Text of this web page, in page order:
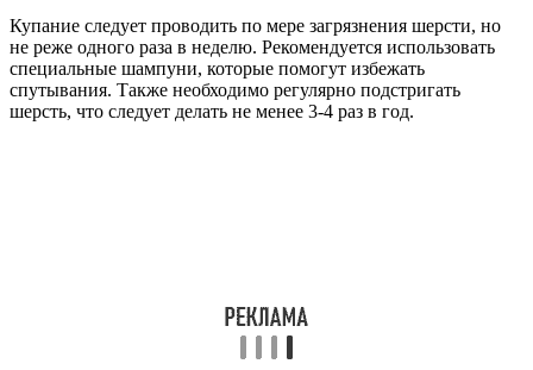
Купание следует проводить по мере загрязнения шерсти, но
не реже одного раза в неделю. Рекомендуется использовать
специальные шампуни, которые помогут избежать
спутывания. Также необходимо регулярно подстригать
шерсть, что следует делать не менее 3-4 раз в год.